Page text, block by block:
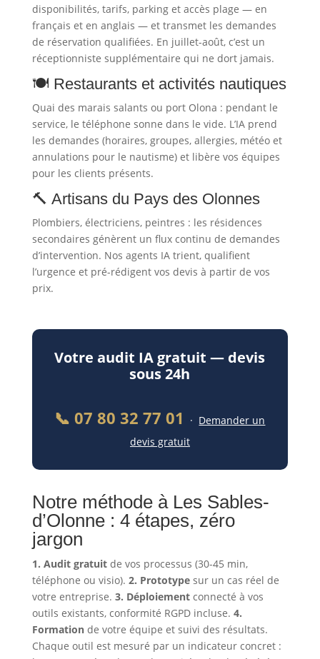
disponibilités, tarifs, parking et accès plage — en
français et en anglais — et transmet les demandes
de réservation qualifiées. En juillet-août, c’est un
réceptionniste supplémentaire qui ne dort jamais.
🍽️ Restaurants et activités nautiques
Quai des marais salants ou port Olona : pendant le
service, le téléphone sonne dans le vide. L’IA prend
les demandes (horaires, groupes, allergies, météo et
annulations pour le nautisme) et libère vos équipes
pour les clients présents.
🔨 Artisans du Pays des Olonnes
Plombiers, électriciens, peintres : les résidences
secondaires génèrent un flux continu de demandes
d’intervention. Nos agents IA trient, qualifient
l’urgence et pré-rédigent vos devis à partir de vos
prix.
Votre audit IA gratuit — devis
sous 24h
📞 07 80 32 77 01 · Demander un
devis gratuit
Notre méthode à Les Sables-
d’Olonne : 4 étapes, zéro
jargon
1. Audit gratuitde vos processus (30-45 min,
téléphone ou visio). 2. Prototypesur un cas réel de
votre entreprise. 3. Déploiementconnecté à vos
outils existants, conformité RGPD incluse. 4.
Formationde votre équipe et suivi des résultats.
Chaque outil est mesuré par un indicateur concret :